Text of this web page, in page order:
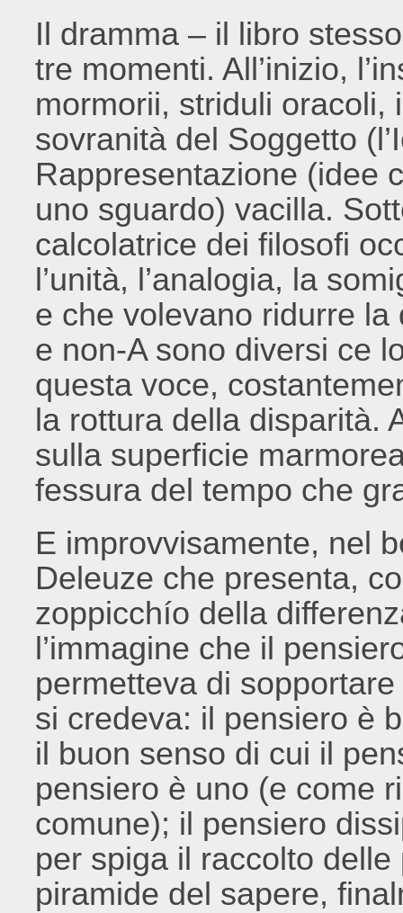
Il dramma – il libro
tre momenti. All’inizio,
mormorii, striduli oracoli,
sovranità del Soggetto
Rappresentazione (idee
uno sguardo) vacilla.
calcolatrice dei filosofi
l’unità, l’analogia, la
e che volevano ridurre
e non-A sono diversi ce
questa voce,
la rottura della disparità.
sulla superficie
fessura del tempo che
E improvvisamente, nel
Deleuze che presenta,
zoppicchío della
l’immagine che il
permetteva di
si credeva: il pensiero è
il buon senso di cui il
pensiero è uno (e come
comune); il pensiero
per spiga il raccolto
piramide del sapere,